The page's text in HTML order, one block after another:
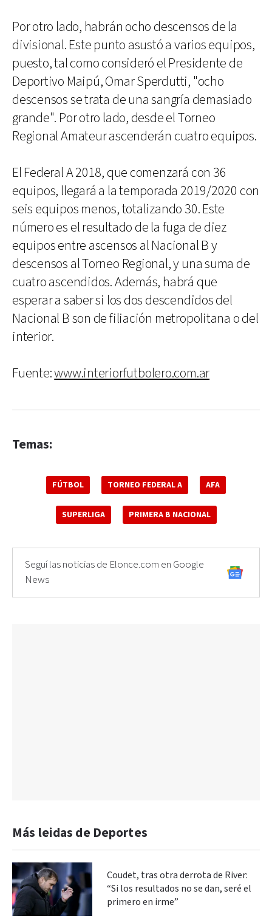
Por otro lado, habrán ocho descensos de la
divisional. Este punto asustó a varios equipos,
puesto, tal como consideró el Presidente de
Deportivo Maipú, Omar Sperdutti, "ocho
descensos se trata de una sangría demasiado
grande". Por otro lado, desde el Torneo
Regional Amateur ascenderán cuatro equipos.
El Federal A 2018, que comenzará con 36
equipos, llegará a la temporada 2019/2020 con
seis equipos menos, totalizando 30. Este
número es el resultado de la fuga de diez
equipos entre ascensos al Nacional B y
descensos al Torneo Regional, y una suma de
cuatro ascendidos. Además, habrá que
esperar a saber si los dos descendidos del
Nacional B son de filiación metropolitana o del
interior.
Fuente:www.interiorfutbolero.com.ar
Temas:
FÚTBOL TORNEO FEDERAL A AFA
SUPERLIGA PRIMERA B NACIONAL
Seguí las noticias de Elonce.com en Google
News
Más leidas de Deportes
Coudet, tras otra derrota de River:
“Si los resultados no se dan, seré el
primero en irme”